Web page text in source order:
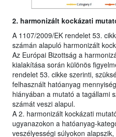
2. harmonizált kockázati
A 1107/2009/EK rendelet 53.
számán alapuló harmonizált
Az Európai Bizottság a
kialakítása során különös
rendelet 53. cikke szerinti,
felhasznált hatóanyag
hiányában a mutató a tagállami
számát veszi alapul.
A 2. harmonizált kockázati
ugyanazokon a hatóanyag-
veszélyességi súlyokon